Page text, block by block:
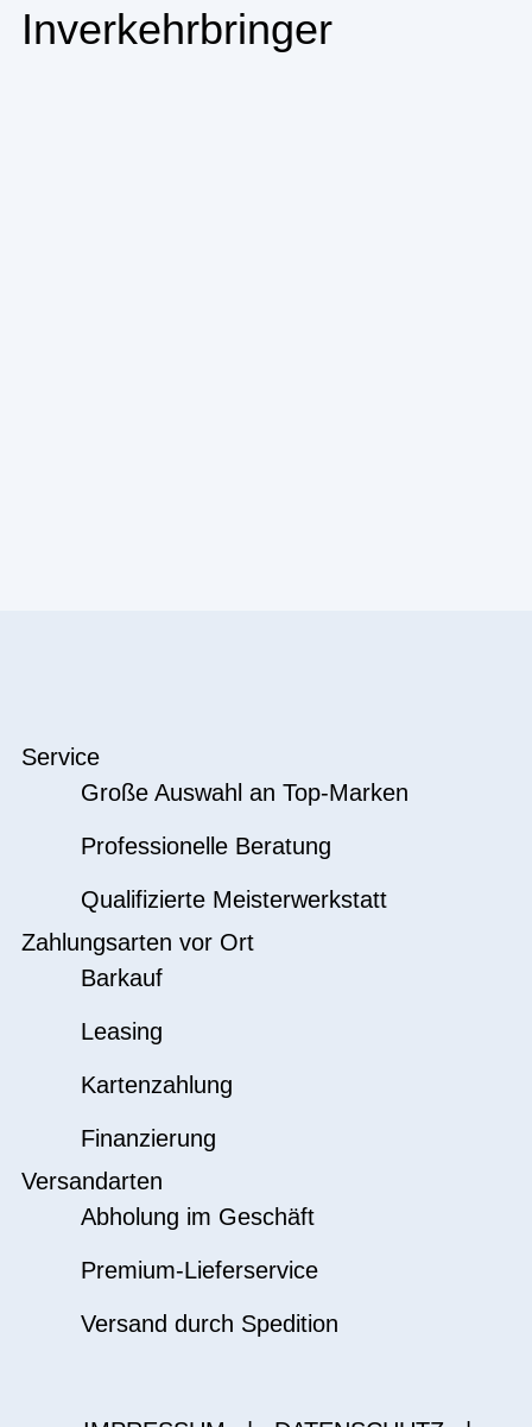
Inverkehrbringer
Service
Große Auswahl an Top-Marken
Professionelle Beratung
Qualifizierte Meisterwerkstatt
Zahlungsarten vor Ort
Barkauf
Leasing
Kartenzahlung
Finanzierung
Versandarten
Abholung im Geschäft
Premium-Lieferservice
Versand durch Spedition